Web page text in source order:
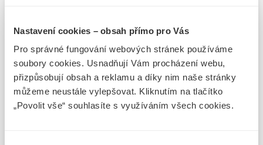
Nastavení cookies – obsah přímo pro Vás
Pro správné fungování webových stránek používáme
soubory cookies. Usnadňují Vám procházení webu,
přizpůsobují obsah a reklamu a díky nim naše stránky
můžeme neustále vylepšovat. Kliknutím na tlačítko
„Povolit vše“ souhlasíte s využíváním všech cookies.
Zpráva